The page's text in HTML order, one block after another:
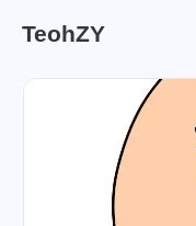
TeohZY